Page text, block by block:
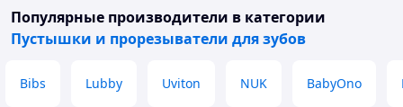
Популярные производители в категории
Пустышки и прорезыватели для зубов
Bibs Lubby Uviton NUK BabyOno